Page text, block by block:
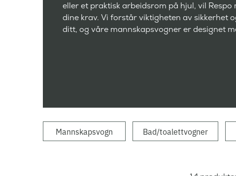
eller et praktisk arbeidsrom på hjul, vil
dine krav. Vi forstår viktigheten av sikkerhet
ditt, og våre mannskapsvogner er designet
Mannskapsvogn Bad/toalettvogner